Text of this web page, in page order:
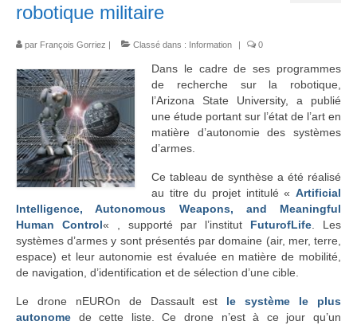
robotique militaire
par François Gorriez | Classé dans : Information | 0
Dans le cadre de ses programmes
de recherche sur la robotique,
l’Arizona State University, a publié
une étude portant sur l’état de l’art en
matière d’autonomie des systèmes
d’armes.
Ce tableau de synthèse a été réalisé
au titre du projet intitulé « Artificial
Intelligence, Autonomous Weapons, and Meaningful
Human Control« , supporté par l’institut FuturofLife . Les
systèmes d’armes y sont présentés par domaine (air, mer, terre,
espace) et leur autonomie est évaluée en matière de mobilité,
de navigation, d’identification et de sélection d’une cible.
Le drone nEUROn de Dassault est le système le plus
autonome de cette liste. Ce drone n’est à ce jour qu’un